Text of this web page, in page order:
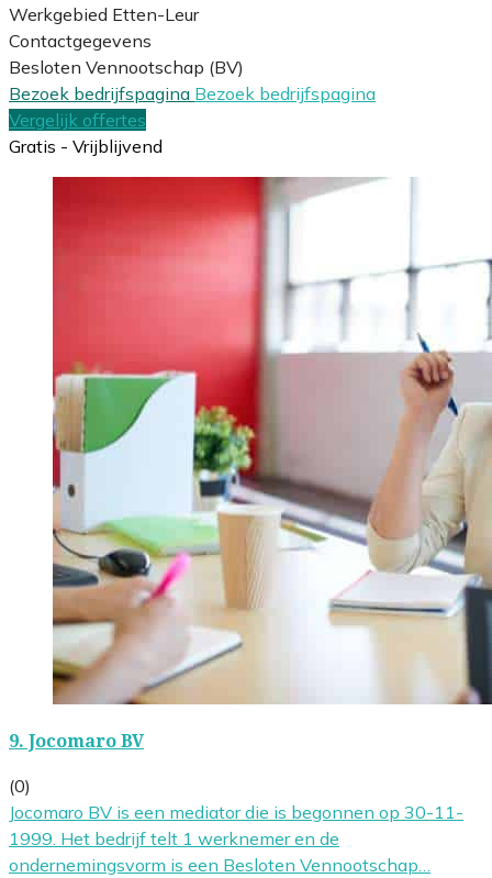
Werkgebied Etten-Leur
Contactgegevens
Besloten Vennootschap (BV)
Bezoek bedrijfspagina Bezoek bedrijfspagina
Vergelijk offertes
Gratis - Vrijblijvend
9. Jocomaro BV
(0)
Jocomaro BV is een mediator die is begonnen op 30-11-
1999. Het bedrijf telt 1 werknemer en de
ondernemingsvorm is een Besloten Vennootschap…